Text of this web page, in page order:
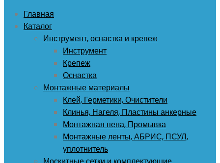
Главная
Каталог
Инструмент, оснастка и крепеж
Инструмент
Крепеж
Оснастка
Монтажные материалы
Клей, Герметики, Очистители
Клинья, Нагеля, Пластины анкерные
Монтажная пена, Промывка
Монтажные ленты, АБРИС, ПСУЛ,
уплотнитель